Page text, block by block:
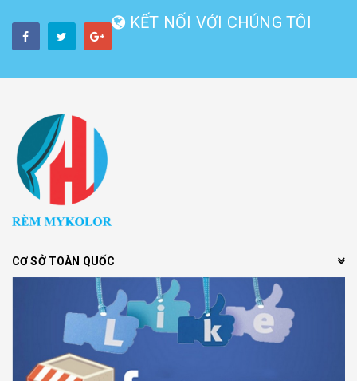
KẾT NỐI VỚI CHÚNG TÔI
CƠ SỞ TOÀN QUỐC